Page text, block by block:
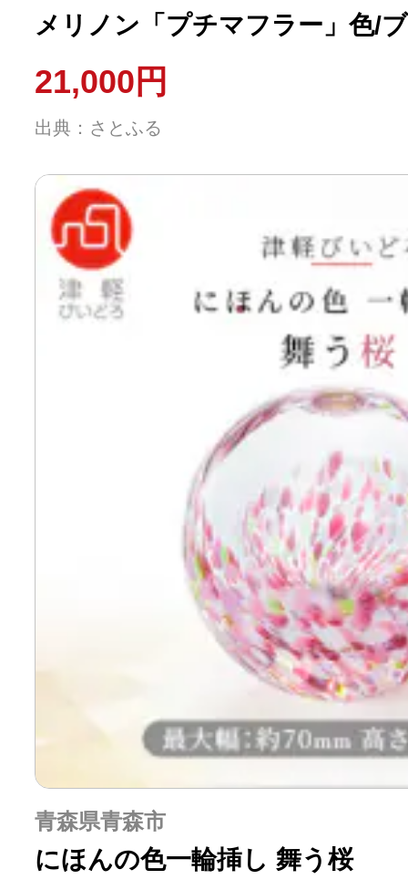
メリノン「プチマフラー」色/
21,000円
出典：さとふる
青森県青森市
にほんの色一輪挿し 舞う桜